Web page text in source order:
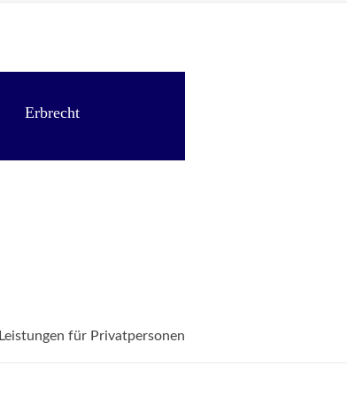
Erbrecht
Leistungen für Privatpersonen